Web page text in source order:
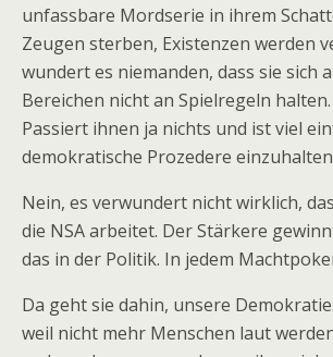
unfassbare Mordserie in ihrem
Zeugen sterben, Existenzen werden
wundert es niemanden, dass sie sich
Bereichen nicht an Spielregeln
Passiert ihnen ja nichts und ist viel
demokratische Prozedere
Nein, es verwundert nicht wirklich,
die NSA arbeitet. Der Stärkere
das in der Politik. In jedem
Da geht sie dahin, unsere
weil nicht mehr Menschen laut